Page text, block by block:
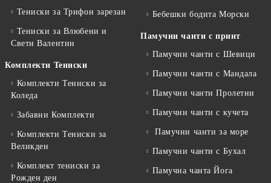
Тениски за Трифон зарезан
Тениски за Влюбени и
Свети Валентин
Комплекти Тениски
Комплекти Тениски за
Коледа
Забавни Комплекти
Комплекти Тениски за
Великден
Комплект тениски за
Рожден ден
Бебешки бодита Морски
Памучни чанти с принт
Памучни чанти с Шевици
Памучни чанти с Мандала
Памучни чанти Пролетни
Памучни чанти с кучета
Памучни чанти за море
Памучни чанти с Бухал
Памучна чанта Йога